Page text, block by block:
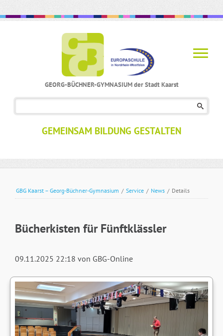
GEORG-BÜCHNER-GYMNASIUM der Stadt Kaarst
GEMEINSAM BILDUNG GESTALTEN
GBG Kaarst – Georg-Büchner-Gymnasium / Service / News / Details
Bücherkisten für Fünftklässler
09.11.2025 22:18 von GBG-Online